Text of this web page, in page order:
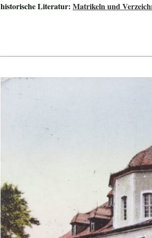
historische Literatur:Matrikeln und